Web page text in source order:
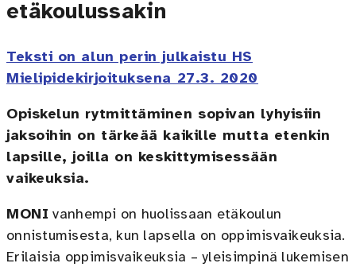
etäkoulussakin
Teksti on alun perin julkaistu HS
Mielipidekirjoituksena 27.3. 2020
Opiskelun rytmittäminen sopivan lyhyisiin
jaksoihin on tärkeää kaikille mutta etenkin
lapsille, joilla on keskittymisessään
vaikeuksia.
MONI vanhempi on huolissaan etäkoulun
onnistumisesta, kun lapsella on oppimisvaikeuksia.
Erilaisia oppimisvaikeuksia – yleisimpinä lukemisen